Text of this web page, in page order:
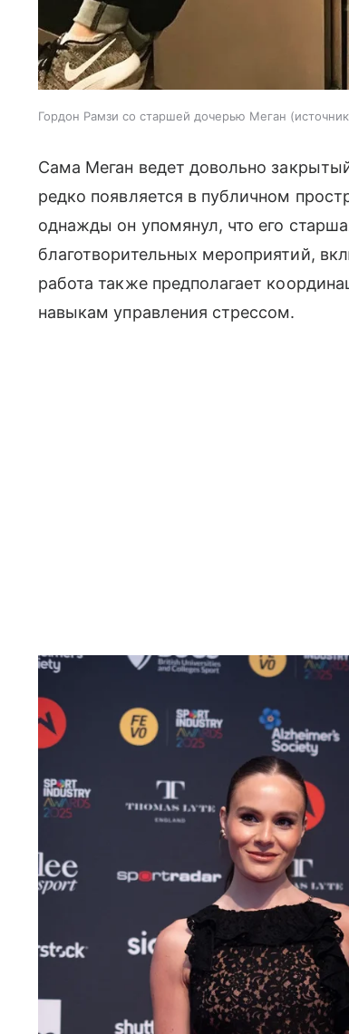
Гордон Рамзи со старшей дочерью Меган
Сама Меган ведет довольно
редко появляется в публичном
однажды он упомянул, что его
благотворительных мероприятий,
работа также предполагает
навыкам управления стрессом.